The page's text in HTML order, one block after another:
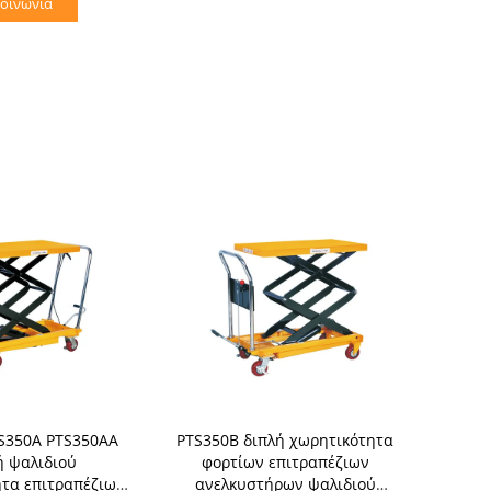
PTS350AA
ψαλιδιού
επιτραπέζιων
PTS350B διπλή χωρητικότητα
φορτίων επιτραπέζιων
ανελκυστήρων ψαλιδιού